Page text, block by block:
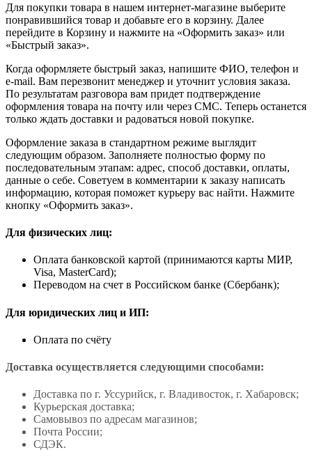
Для покупки товара в нашем интернет-магазине выберите
понравившийся товар и добавьте его в корзину. Далее
перейдите в Корзину и нажмите на «Оформить заказ» или
«Быстрый заказ».
Когда оформляете быстрый заказ, напишите ФИО, телефон и
e-mail. Вам перезвонит менеджер и уточнит условия заказа.
По результатам разговора вам придет подтверждение
оформления товара на почту или через СМС. Теперь останется
только ждать доставки и радоваться новой покупке.
Оформление заказа в стандартном режиме выглядит
следующим образом. Заполняете полностью форму по
последовательным этапам: адрес, способ доставки, оплаты,
данные о себе. Советуем в комментарии к заказу написать
информацию, которая поможет курьеру вас найти. Нажмите
кнопку «Оформить заказ».
Для физических лиц:
Оплата банковской картой (принимаются карты МИР,
Visa, MasterCard);
Переводом на счет в Российском банке (Сбербанк);
Для юридических лиц и ИП:
Оплата по счёту
Доставка осуществляется следующими способами:
Доставка по г. Уссурийск, г. Владивосток, г. Хабаровск;
Курьерская доставка;
Самовывоз по адресам магазинов;
Почта России;
СДЭК.